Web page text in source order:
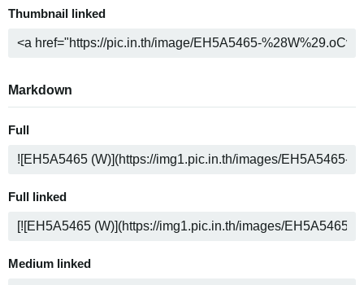
Thumbnail linked
Markdown
Full
Full linked
Medium linked